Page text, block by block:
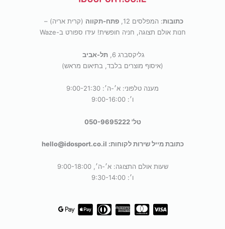
כתובות: המפלסים 12, פתח-תקווה (קרית אריה) –
חנות אולם תצוגה, חניה חופשית! עידו ספורט ב-Waze
גליקסברג 6,
תל-אביב
(איסוף מוצרים בלבד, בתיאום מראש)
מענה טלפוני: א׳-ה׳: 9:00-21:30
ו׳: 9:00-16:00
טל' 050-9695222
כתובת מייל שירות לקוחות: hello@idosport.co.il
שעות אולם התצוגה: א׳-ה׳, 9:00-18:00
ו׳: 9:30-14:00